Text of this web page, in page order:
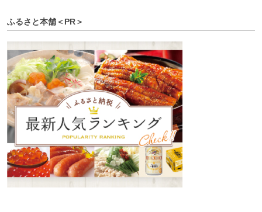
ふるさと本舗＜PR＞